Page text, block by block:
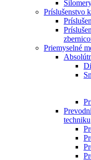
Príslušenstvo
Priemyselné
techniku